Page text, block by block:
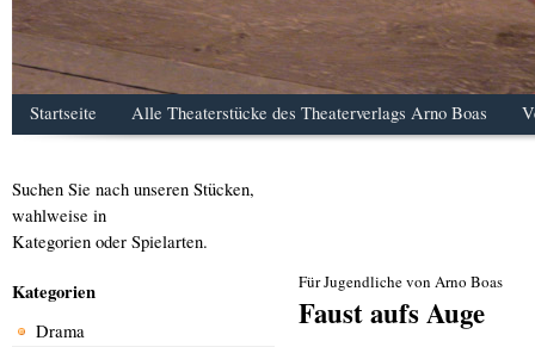
Startseite Alle Theaterstücke des Theaterverlags Arno Boas
Suchen Sie nach unseren Stücken,
wahlweise in
Kategorien oder Spielarten.
Kategorien
Drama
Für Jugendliche von Arno Boas
Faust aufs Auge